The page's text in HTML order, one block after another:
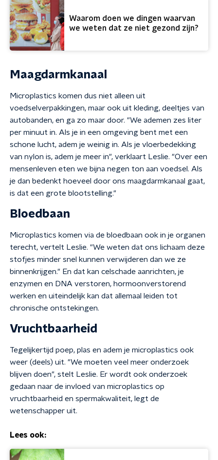
Waarom doen we dingen waarvan
we weten dat ze niet gezond zijn?
Maagdarmkanaal
Microplastics komen dus niet alleen uit
voedselverpakkingen, maar ook uit kleding, deeltjes van
autobanden, en ga zo maar door. "We ademen zes liter
per minuut in. Als je in een omgeving bent met een
schone lucht, adem je weinig in. Als je vloerbedekking
van nylon is, adem je meer in", verklaart Leslie. "Over een
mensenleven eten we bijna negen ton aan voedsel. Als
je dan bedenkt hoeveel door ons maagdarmkanaal gaat,
is dat een grote blootstelling."
Bloedbaan
Microplastics komen via de bloedbaan ook in je organen
terecht, vertelt Leslie. "We weten dat ons lichaam deze
stofjes minder snel kunnen verwijderen dan we ze
binnenkrijgen." En dat kan celschade aanrichten, je
enzymen en DNA verstoren, hormoonverstorend
werken en uiteindelijk kan dat allemaal leiden tot
chronische ontstekingen.
Vruchtbaarheid
Tegelijkertijd poep, plas en adem je microplastics ook
weer (deels) uit. "We moeten veel meer onderzoek
blijven doen", stelt Leslie. Er wordt ook onderzoek
gedaan naar de invloed van microplastics op
vruchtbaarheid en spermakwaliteit, legt de
wetenschapper uit.
Lees ook: